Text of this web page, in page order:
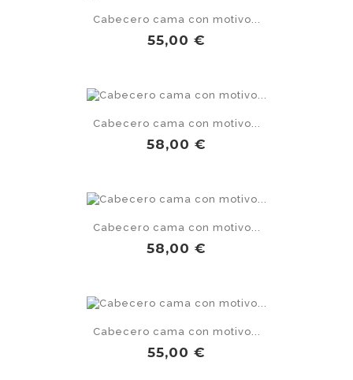
Cabecero cama con motivo...
Precio
55,00 €
Cabecero cama con motivo...
Precio
58,00 €
Cabecero cama con motivo...
Precio
58,00 €
Cabecero cama con motivo...
Precio
55,00 €